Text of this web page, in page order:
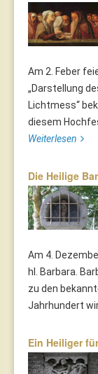
Am 2. Feber
„Darstellung
Lichtmess“
diesem
Weiterlesen
Die Heilige
Am 4.
hl. Barbara.
zu den
Jahrhundert
Ein Heiliger